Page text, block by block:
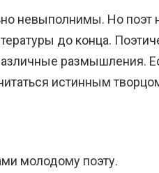
невыполнимы. Но поэт
до конца.
размышления.
истинным
молодому поэту.